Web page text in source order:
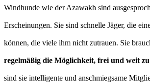
Windhunde wie der Azawakh sind
Erscheinungen. Sie sind schnelle Jäger, die
können, die viele ihm nicht zutrauen. Sie
regelmäßig die Möglichkeit, frei und weit
sind sie intelligente und anschmiegsame